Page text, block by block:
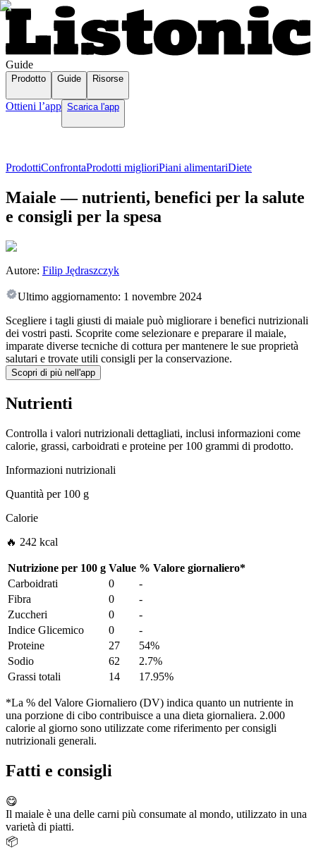
Guide
Prodotto Guide Risorse
Ottieni l’app Scarica l'app
ProdottiConfrontaProdotti miglioriPiani alimentariDiete
Maiale — nutrienti, benefici per la salute
e consigli per la spesa
Autore: Filip Jędraszczyk
Ultimo aggiornamento: 1 novembre 2024
Scegliere i tagli giusti di maiale può migliorare i benefici nutrizionali
dei vostri pasti. Scoprite come selezionare e preparare il maiale,
imparate diverse tecniche di cottura per mantenere le sue proprietà
salutari e trovate utili consigli per la conservazione.
Scopri di più nell'app
Nutrienti
Controlla i valori nutrizionali dettagliati, inclusi informazioni come
calorie, grassi, carboidrati e proteine per 100 grammi di prodotto.
Informazioni nutrizionali
Quantità per100 g
Calorie
🔥 242 kcal
Nutrizione per 100 g Value % Valore giornaliero*
Carboidrati
0
-
Fibra
0
-
Zuccheri
0
-
Indice Glicemico
0
-
Proteine
27
54%
Sodio
62
2.7%
Grassi totali
14 17.95%
*La % del Valore Giornaliero (DV) indica quanto un nutriente in
una porzione di cibo contribuisce a una dieta giornaliera. 2.000
calorie al giorno sono utilizzate come riferimento per consigli
nutrizionali generali.
Fatti e consigli
😋
Il maiale è una delle carni più consumate al mondo, utilizzato in una
varietà di piatti.
📦